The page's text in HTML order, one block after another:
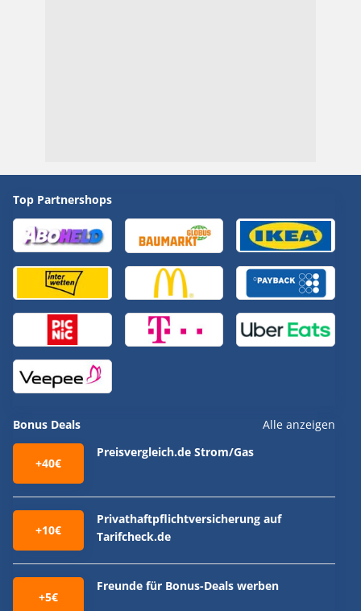
Top Partnershops
Bonus Deals Alle anzeigen
+40€
Preisvergleich.de Strom/Gas
+10€
Privathaftpflichtversicherung auf
Tarifcheck.de
+5€
Freunde für Bonus-Deals werben